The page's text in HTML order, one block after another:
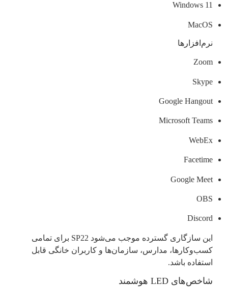
Windows 11
MacOS
نرم‌افزارها
Zoom
Skype
Google Hangout
Microsoft Teams
WebEx
Facetime
Google Meet
OBS
Discord
این سازگاری گسترده موجب می‌شود SP22 برای تمامی
کسب‌وکارها، مدارس، سازمان‌ها و کاربران خانگی قابل
استفاده باشد.
شاخص‌های LED هوشمند